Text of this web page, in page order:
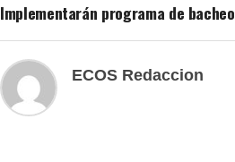
Implementarán programa de
ECOS Redaccion